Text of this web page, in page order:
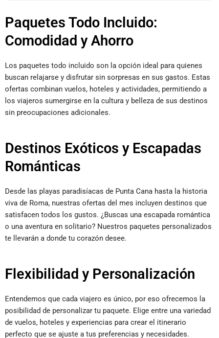
Paquetes Todo Incluido:
Comodidad y Ahorro
Los paquetes todo incluido son la opción ideal para quienes
buscan relajarse y disfrutar sin sorpresas en sus gastos. Estas
ofertas combinan vuelos, hoteles y actividades, permitiendo a
los viajeros sumergirse en la cultura y belleza de sus destinos
sin preocupaciones adicionales.
Destinos Exóticos y Escapadas
Románticas
Desde las playas paradisíacas de Punta Cana hasta la historia
viva de Roma, nuestras ofertas del mes incluyen destinos que
satisfacen todos los gustos. ¿Buscas una escapada romántica
o una aventura en solitario? Nuestros paquetes personalizados
te llevarán a donde tu corazón desee.
Flexibilidad y Personalización
Entendemos que cada viajero es único, por eso ofrecemos la
posibilidad de personalizar tu paquete. Elige entre una variedad
de vuelos, hoteles y experiencias para crear el itinerario
perfecto que se ajuste a tus preferencias y necesidades.